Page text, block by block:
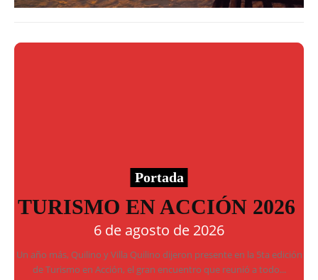
Portada
TURISMO EN ACCIÓN 2026
6 de agosto de 2026
Un año más, Quilino y Villa Quilino dijeron presente en la 5ta edición
de Turismo en Acción, el gran encuentro que reunió a todo...